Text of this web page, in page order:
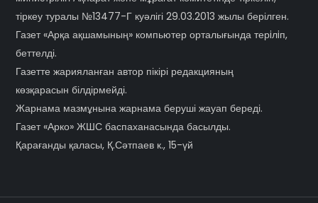
тіркеу туралы №13477-Г куәлігі 29.03.2013 жылы берілген.
Газет «Арқа ақшамының» компьютер орталығында терiлiп,
беттелді.
Газетте жарияланған автор пікірі редакцияның
көзқарасын білдірмейді.
Жарнама мазмұнына жарнама беруші жауап береді.
Газет «Арко» ЖШС баспаханасында басылды.
Қарағанды қаласы, Қ.Сәтпаев к., 15-үй